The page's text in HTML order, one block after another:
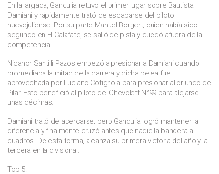
En la largada, Gandulia retuvo el primer lugar sobre Bautista
Damiani y rápidamente trató de escaparse del piloto
nuevejuliense. Por su parte Manuel Borgert, quien había sido
segundo en El Calafate, se salió de pista y quedó afuera de la
competencia.
Nicanor Santilli Pazos empezó a presionar a Damiani cuando
promediaba la mitad de la carrera y dicha pelea fue
aprovechada por Luciano Cotignola para presionar al oriundo de
Pilar. Esto benefició al piloto del Chevolett N°99 para alejarse
unas décimas.
Damiani trató de acercarse, pero Gandulia logró mantener la
diferencia y finalmente cruzó antes que nadie la bandera a
cuadros. De esta forma, alcanza su primera victoria del año y la
tercera en la divisional.
Top 5: